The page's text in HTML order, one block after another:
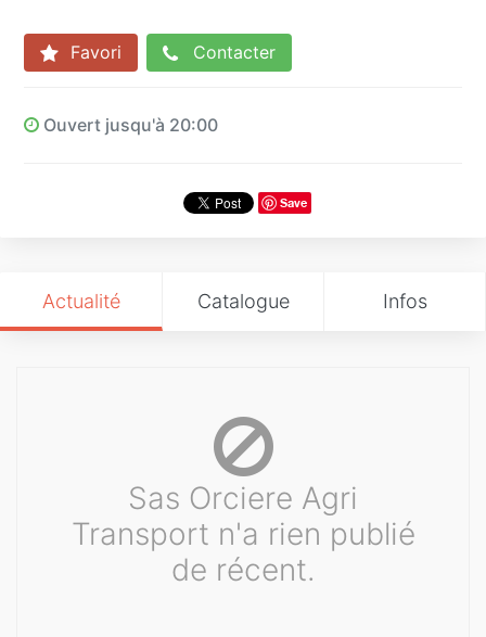
Favori Contacter
Ouvert jusqu'à 20:00
Save
Actualité Catalogue Infos
Sas Orciere Agri
Transport n'a rien publié
de récent.